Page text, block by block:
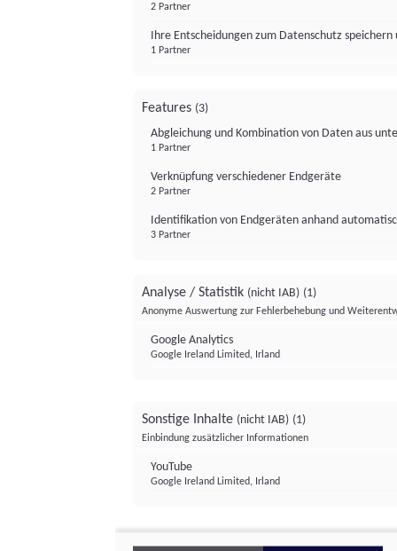
2 Partner
Ihre Entscheidungen zum Datenschutz
1 Partner
Features (3)
Abgleichung und Kombination von Daten aus
1 Partner
Verknüpfung verschiedener Endgeräte
2 Partner
Identifikation von Endgeräten anhand
3 Partner
Analyse / Statistik (nicht IAB) (1)
Anonyme Auswertung zur Fehlerbehebung und
Google Analytics
Google Ireland Limited, Irland
Sonstige Inhalte (nicht IAB) (1)
Einbindung zusätzlicher Informationen
YouTube
Google Ireland Limited, Irland